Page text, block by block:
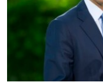
Learning English